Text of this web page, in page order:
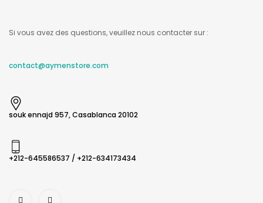
Si vous avez des questions, veuillez nous contacter sur :
contact@aymenstore.com
souk ennajd 957, Casablanca 20102
+212-645586537​ / +212-634173434